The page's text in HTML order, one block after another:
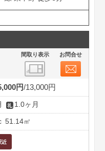
間取り表示 お問合せ
円 13,000円
1.0ヶ月
51.14㎡